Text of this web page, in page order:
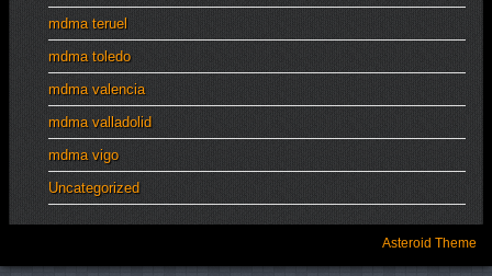
mdma teruel
mdma toledo
mdma valencia
mdma valladolid
mdma vigo
Uncategorized
Asteroid Theme